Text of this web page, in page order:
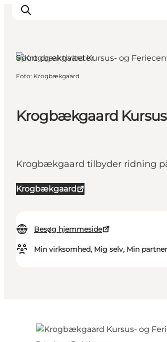
Krogbækgaard
Krogbækgaard tilbyder ridning
Krogbækgaard
Besøg hjemmeside
Min virksomhed, Mig selv, Min
Sport og aktiviteter
Foto: Krogbækgaard